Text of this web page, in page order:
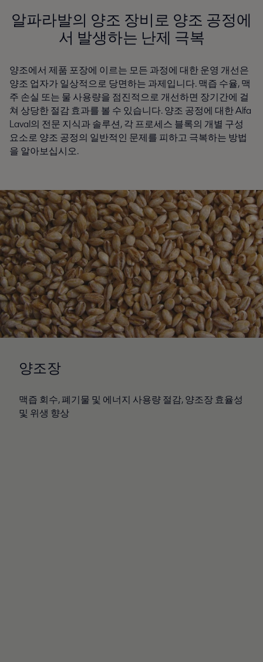
알파라발의 양조 장비로 양조 공정에
서 발생하는 난제 극복
양조에서 제품 포장에 이르는 모든 과정에 대한 운영 개선은
양조 업자가 일상적으로 당면하는 과제입니다. 맥즙 수율, 맥
주 손실 또는 물 사용량을 점진적으로 개선하면 장기간에 걸
쳐 상당한 절감 효과를 볼 수 있습니다. 양조 공정에 대한 Alfa
Laval의 전문 지식과 솔루션, 각 프로세스 블록의 개별 구성
요소로 양조 공정의 일반적인 문제를 피하고 극복하는 방법
을 알아보십시오.
양조장
맥즙 회수, 폐기물 및 에너지 사용량 절감, 양조장 효율성
및 위생 향상